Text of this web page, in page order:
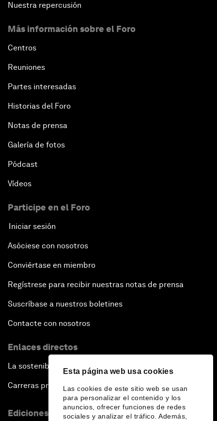
Esta página web usa cookies
Las cookies de este sitio web se usan
para personalizar el contenido y los
anuncios, ofrecer funciones de redes
sociales y analizar el tráfico. Además,
Nuestra repercusión
Más información sobre el Foro
Centros
Reuniones
Partes interesadas
Historias del Foro
Notas de prensa
Galería de fotos
Pódcast
Vídeos
Participe en el Foro
Iniciar sesión
Asóciese con nosotros
Conviértase en miembro
Regístrese para recibir nuestras notas de prensa
Suscríbase a nuestros boletines
Contacte con nosotros
Enlaces directos
La sostenibilidad en el Foro
Carreras profesionales
Ediciones en otros idiomas